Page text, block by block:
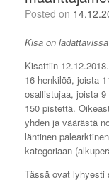
Posted on
Kisa on
Kisattiin
16 henkilöä, joista
osallistujaa, joista
150 pistettä.
yhden ja väärästä
läntinen
kategoriaan
Tässä ovat lyhyesti